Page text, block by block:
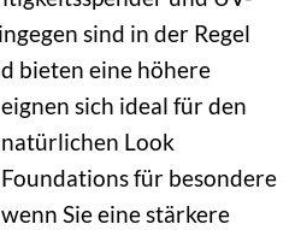
sind in der Regel
bieten eine höhere
sich ideal für den
Look
für besondere
Sie eine stärkere